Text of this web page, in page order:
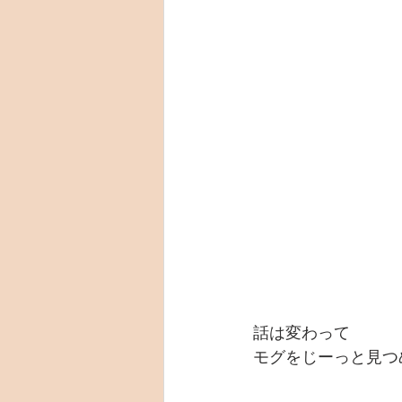
話は変わって
モグをじーっと見